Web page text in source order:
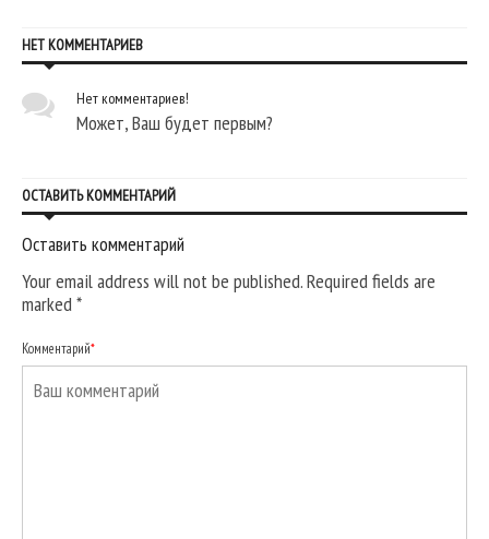
НЕТ КОММЕНТАРИЕВ
Нет комментариев!
Может, Ваш будет первым?
ОСТАВИТЬ КОММЕНТАРИЙ
Оставить комментарий
Your email address will not be published. Required fields are
marked*
Комментарий*